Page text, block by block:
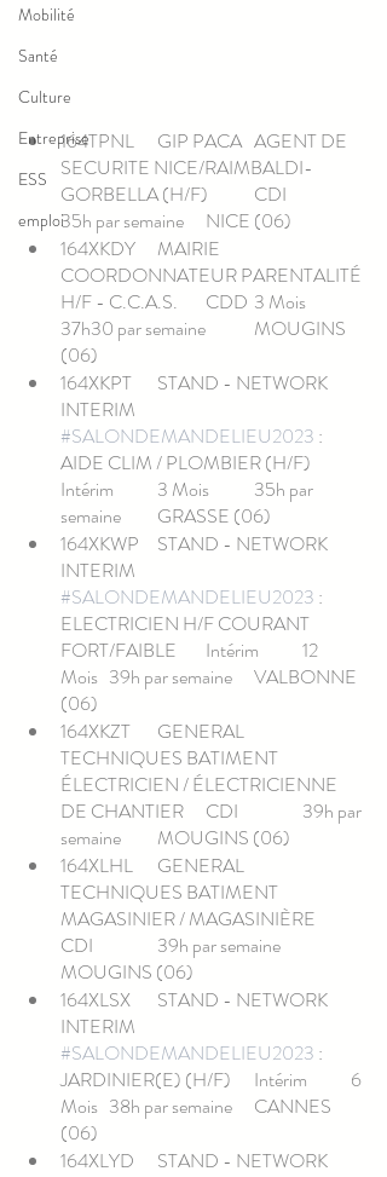
Mobilité
Santé
Culture
Entreprise
ESS
emploi
164TPNL	GIP PACA	AGENT DE
SECURITE NICE/RAIMBALDI-
GORBELLA (H/F)	CDI
35h par semaine	NICE (06)
164XKDY	MAIRIE
COORDONNATEUR PARENTALITÉ
H/F - C.C.A.S.	CDD	3 Mois
37h30 par semaine	MOUGINS
(06)
164XKPT	STAND - NETWORK
#SALONDEMANDELIEU2023 :
AIDE CLIM / PLOMBIER (H/F)
Intérim	3 Mois	35h par
semaine	GRASSE (06)
164XKWP	STAND - NETWORK
#SALONDEMANDELIEU2023 :
ELECTRICIEN H/F COURANT
FORT/FAIBLE	Intérim	12
Mois	39h par semaine	VALBONNE
(06)
164XKZT	GENERAL
TECHNIQUES BATIMENT
ÉLECTRICIEN / ÉLECTRICIENNE
DE CHANTIER	CDI		39h par
semaine	MOUGINS (06)
164XLHL	GENERAL
TECHNIQUES BATIMENT
MAGASINIER / MAGASINIÈRE
CDI		39h par semaine
MOUGINS (06)
164XLSX	STAND - NETWORK
#SALONDEMANDELIEU2023 :
JARDINIER(E) (H/F)	Intérim	6
Mois	38h par semaine	CANNES
(06)
164XLYD	STAND - NETWORK